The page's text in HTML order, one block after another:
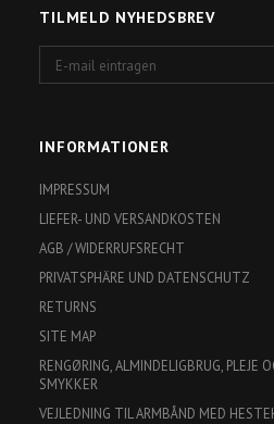
TILMELD NYHEDSBREV
mail
INFORMATIONER
IMPRESSUM
LIEFER- UND VERSANDKOSTEN
AGB / WIDERRUFSRECHT
PRIVATSPHÄRE UND DATENSCHUTZ
RETURNS
SITE MAP
RENGØRING, ALMINDELIGBRUG, PLEJE
SMYKKER
VEJLEDNING TIL ARMBÅND MED